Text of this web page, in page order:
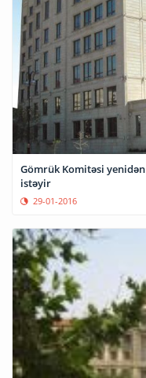
Gömrük Komitəsi yenidən elektron ticarəti məhdudlaşdırmaq
istəyir
29-01-2016